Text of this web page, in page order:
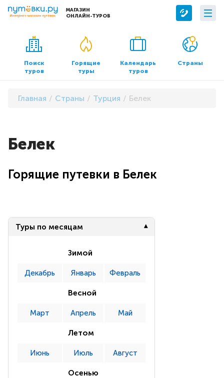
МАГАЗИН
ОНЛАЙН-ТУРОВ
Сервисы
Бронирование отелей
Трансфер
О компании
О нас
Контакты
Документы и реквизиты
Поиск
туров
Горящие
туры
Календарь
туров
Страны
Главная Страны Турция Белек
Белек
Горящие путевки в Белек
Туры по месяцам
Зимой
Декабрь Январь Февраль
Весной
Март Апрель Май
Летом
Июнь Июль Август
Осенью